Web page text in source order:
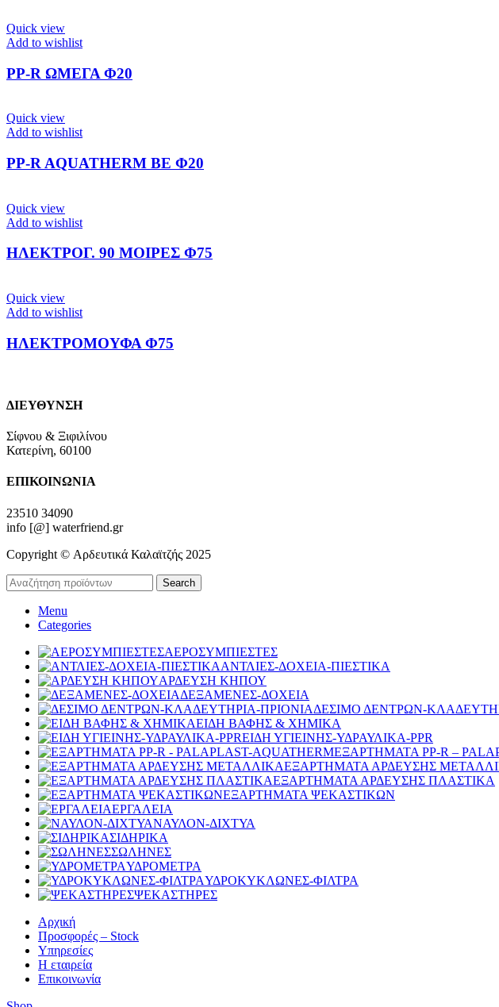
Quick view
Add to wishlist
PP-R ΩΜΕΓΑ Φ20
Quick view
Add to wishlist
PP-R AQUATHERM BE Φ20
Quick view
Add to wishlist
ΗΛΕΚΤΡΟΓ. 90 ΜΟΙΡΕΣ Φ75
Quick view
Add to wishlist
ΗΛΕΚΤΡΟΜΟΥΦΑ Φ75
ΔΙΕΥΘΥΝΣΗ
Σίφνου & Ξιφιλίνου
Κατερίνη, 60100
ΕΠΙΚΟΙΝΩΝΙΑ
23510 34090
info [@] waterfriend.gr
Copyright © Αρδευτικά Καλαϊτζής 2025
Search
Menu
Categories
ΑΕΡΟΣΥΜΠΙΕΣΤΕΣ
ΑΝΤΛΙΕΣ-ΔΟΧΕΙΑ-ΠΙΕΣΤΙΚΑ
ΑΡΔΕΥΣΗ ΚΗΠΟΥ
ΔΕΞΑΜΕΝΕΣ-ΔΟΧΕΙΑ
ΔΕΣΙΜΟ ΔΕΝΤΡΩΝ-
ΕΙΔΗ ΒΑΦΗΣ & ΧΗΜΙΚΑ
ΕΙΔΗ ΥΓΙΕΙΝΗΣ-ΥΔΡΑΥΛΙΚΑ-PPR
ΕΞΑΡΤΗΜΑΤΑ PP-R –
ΕΞΑΡΤΗΜΑΤΑ ΑΡΔΕΥΣΗΣ
ΕΞΑΡΤΗΜΑΤΑ ΑΡΔΕΥΣΗΣ ΠΛΑΣΤΙΚΑ
ΕΞΑΡΤΗΜΑΤΑ ΨΕΚΑΣΤΙΚΩΝ
ΕΡΓΑΛΕΙΑ
ΝΑΥΛΟΝ-ΔΙΧΤΥΑ
ΣΙΔΗΡΙΚΑ
ΣΩΛΗΝΕΣ
ΥΔΡΟΜΕΤΡΑ
ΥΔΡΟΚΥΚΛΩΝΕΣ-ΦΙΛΤΡΑ
ΨΕΚΑΣΤΗΡΕΣ
Αρχική
Προσφορές – Stock
Υπηρεσίες
Η εταιρεία
Επικοινωνία